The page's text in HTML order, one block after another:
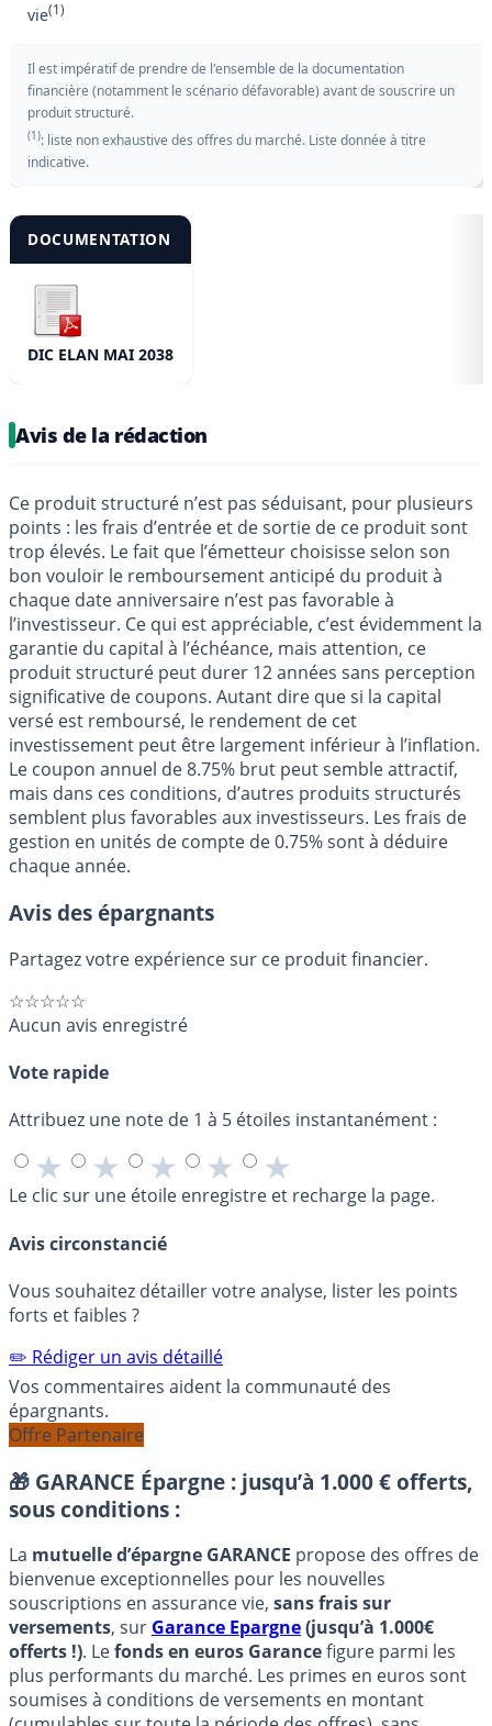
vie(1)
Il est impératif de prendre de l'ensemble de la documentation
financière (notamment le scénario défavorable) avant de souscrire un
produit structuré.
(1): liste non exhaustive des offres du marché. Liste donnée à titre
indicative.
DOCUMENTATION
DIC ELAN MAI 2038
Avis de la rédaction
Ce produit structuré n’est pas séduisant, pour plusieurs
points : les frais d’entrée et de sortie de ce produit sont
trop élevés. Le fait que l’émetteur choisisse selon son
bon vouloir le remboursement anticipé du produit à
chaque date anniversaire n’est pas favorable à
l’investisseur. Ce qui est appréciable, c’est évidemment la
garantie du capital à l’échéance, mais attention, ce
produit structuré peut durer 12 années sans perception
significative de coupons. Autant dire que si la capital
versé est remboursé, le rendement de cet
investissement peut être largement inférieur à l’inflation.
Le coupon annuel de 8.75% brut peut semble attractif,
mais dans ces conditions, d’autres produits structurés
semblent plus favorables aux investisseurs. Les frais de
gestion en unités de compte de 0.75% sont à déduire
chaque année.
Avis des épargnants
Partagez votre expérience sur ce produit financier.
☆☆☆☆☆
Aucun avis enregistré
Vote rapide
Attribuez une note de 1 à 5 étoiles instantanément :
★ ★ ★ ★ ★
Le clic sur une étoile enregistre et recharge la page.
Avis circonstancié
Vous souhaitez détailler votre analyse, lister les points
forts et faibles ?
✏️ Rédiger un avis détaillé
Vos commentaires aident la communauté des
épargnants.
Offre Partenaire
🎁 GARANCE Épargne : jusqu’à 1.000 € offerts,
sous conditions :
La mutuelle d’épargne GARANCE propose des offres de
bienvenue exceptionnelles pour les nouvelles
souscriptions en assurance vie, sans frais sur
versements, sur Garance Epargne(jusqu’à 1.000€
offerts !). Lefonds en euros Garancefigure parmi les
plus performants du marché. Les primes en euros sont
soumises à conditions de versements en montant